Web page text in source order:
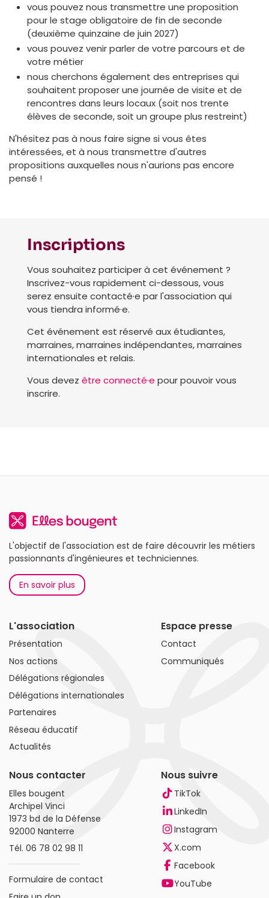
vous pouvez nous transmettre une proposition
pour le stage obligatoire de fin de seconde
(deuxième quinzaine de juin 2027)
vous pouvez venir parler de votre parcours et de
votre métier
nous cherchons également des entreprises qui
souhaitent proposer une journée de visite et de
rencontres dans leurs locaux (soit nos trente
élèves de seconde, soit un groupe plus restreint)
N'hésitez pas à nous faire signe si vous êtes
intéressées, et à nous transmettre d'autres
propositions auxquelles nous n'aurions pas encore
pensé !
Inscriptions
Vous souhaitez participer à cet événement ?
Inscrivez-vous rapidement ci-dessous, vous
serez ensuite contacté·e par l'association qui
vous tiendra informé·e.
Cet événement est réservé aux étudiantes,
marraines, marraines indépendantes, marraines
internationales et relais.
Vous devez être connecté·e pour pouvoir vous
inscrire.
L'objectif de l'association est de faire découvrir les métiers
passionnants d'ingénieures et techniciennes.
En savoir plus
L'association
Présentation
Nos actions
Délégations régionales
Délégations internationales
Partenaires
Réseau éducatif
Actualités
Espace presse
Contact
Communiqués
Nous contacter
Elles bougent
Archipel Vinci
1973 bd de la Défense
92000 Nanterre
Tél. 06 78 02 98 11
Formulaire de contact
Nous suivre
TikTok
LinkedIn
Instagram
X.com
Facebook
YouTube